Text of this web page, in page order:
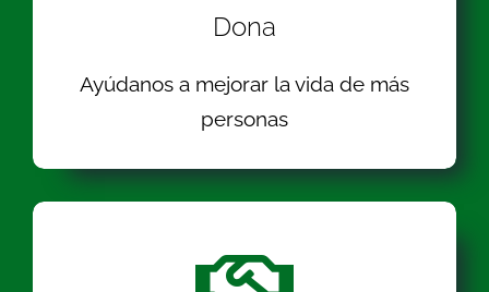
Dona
Ayúdanos a mejorar la vida de más
personas